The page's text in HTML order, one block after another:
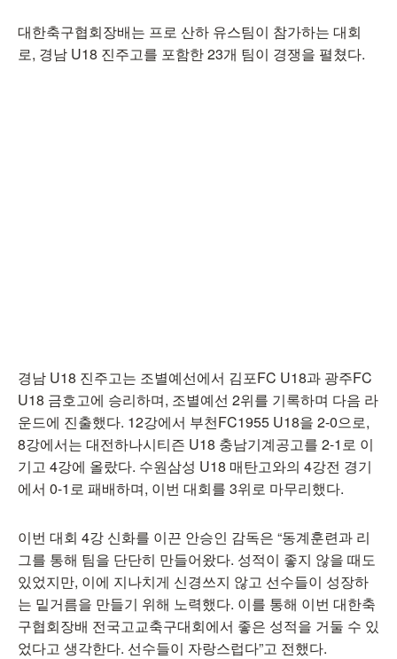
대한축구협회장배는 프로 산하 유스팀이 참가하는 대회
로, 경남 U18 진주고를 포함한 23개 팀이 경쟁을 펼쳤다.
경남 U18 진주고는 조별예선에서 김포FC U18과 광주FC
U18 금호고에 승리하며, 조별예선 2위를 기록하며 다음 라
운드에 진출했다. 12강에서 부천FC1955 U18을 2-0으로,
8강에서는 대전하나시티즌 U18 충남기계공고를 2-1로 이
기고 4강에 올랐다. 수원삼성 U18 매탄고와의 4강전 경기
에서 0-1로 패배하며, 이번 대회를 3위로 마무리했다.
이번 대회 4강 신화를 이끈 안승인 감독은 “동계훈련과 리
그를 통해 팀을 단단히 만들어왔다. 성적이 좋지 않을 때도
있었지만, 이에 지나치게 신경쓰지 않고 선수들이 성장하
는 밑거름을 만들기 위해 노력했다. 이를 통해 이번 대한축
구협회장배 전국고교축구대회에서 좋은 성적을 거둘 수 있
었다고 생각한다. 선수들이 자랑스럽다”고 전했다.